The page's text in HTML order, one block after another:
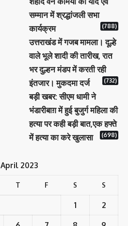
सम्मान में श्रद्धांजली सभा
कार्यक्रम
(788)
उत्तराखंड में गजब मामला। दूल्हे
वाले भूले शादी की तारीख, रात
भर दुल्हन मंडप में करती रही
इंतजार। मुकदमा दर्ज
(732)
बड़ी खबर: सीएम धामी ने
भंडारीबाग़ में हुई बुजुर्ग महिला की
हत्या पर कही बड़ी बात,एक हफ्ते
में हत्या का करे खुलासा
(698)
April 2023
T F S S
1 2